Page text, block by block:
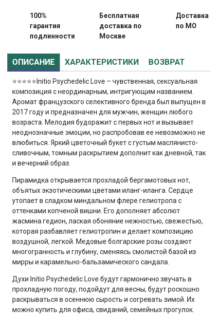
100%
гарантия
подлинности
Бесплатная
доставка по
Москве
Доставка
по МО
ОПИСАНИЕ ХАРАКТЕРИСТИКИ ВОЗВРАТ
⭐⭐⭐⭐⭐ Initio Psychedelic Love – чувственная, сексуальная
композиция с неординарным, интригующим названием.
Аромат французского селективного бренда был выпущен в
2017 году и предназначен для мужчин, женщин любого
возраста. Мелодия будоражит с первых нот и вызывает
неоднозначные эмоции, но распробовав ее невозможно не
влюбиться. Яркий цветочный букет с густым маслянисто-
сливочным, томным раскрытием дополнит как дневной, так
и вечерний образ.
Пирамидка открывается прохладой бергамотовых нот,
объятых экзотическими цветами иланг-иланга. Сердце
утопает в сладком миндальном флере гелиотропа с
оттенками копченой вишни. Его дополняет абсолют
жасмина гедион, лаская обоняние нежностью, свежестью,
которая разбавляет гелиотропин и делает композицию
воздушной, легкой. Медовые болгарские розы создают
многогранность и глубину, сменяясь смолистой базой из
мирры и карамельно-бальзамического сандала.
Духи Initio Psychedelic Love будут гармонично звучать в
прохладную погоду, подойдут для весны, будут роскошно
раскрываться в осеннюю сырость и согревать зимой. Их
можно купить для офиса, свиданий, семейных прогулок.